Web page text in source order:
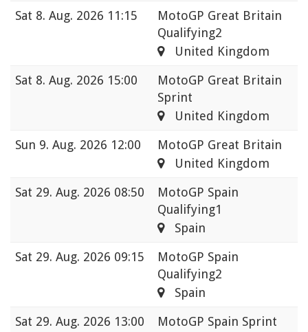
Sat 8. Aug. 2026 11:15
MotoGP Great Britain
Qualifying2
United Kingdom
Sat 8. Aug. 2026 15:00
MotoGP Great Britain
Sprint
United Kingdom
Sun 9. Aug. 2026 12:00
MotoGP Great Britain
United Kingdom
Sat 29. Aug. 2026 08:50
MotoGP Spain
Qualifying1
Spain
Sat 29. Aug. 2026 09:15
MotoGP Spain
Qualifying2
Spain
Sat 29. Aug. 2026 13:00 MotoGP Spain Sprint